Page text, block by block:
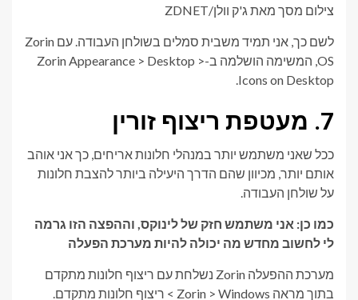
צילום מסך מאת ג'ק וולן/ZDNET
לשם כך, אני תמיד משבית סמלים בשולחן העבודה. עם Zorin
OS, המשימה הושלמה ב-Zorin Appearance > Desktop >
Icons on Desktop.
7. מעטפת ריצוף זורין
ככל שאני משתמש יותר במנהלי חלונות אריחים, כך אני אוהב
אותם יותר, מכיוון שהם הדרך היעילה ביותר להצבת חלונות
על שולחן העבודה.
כמו כן: אני משתמש חזק של לינוקס, וההפצה הזו גרמה
לי לחשוב מחדש מה יכולה להיות מערכת הפעלה
מערכת ההפעלה Zorin נשלחת עם ריצוף חלונות מתקדם
בתוך מראה Zorin > Windows > ריצוף חלונות מתקדם.